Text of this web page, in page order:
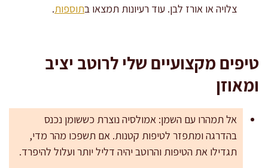
צלויה או אורז לבן. עוד רעיונות תמצאו בתוספות.
טיפים מקצועיים שלי לרוטב יציב
ומאוזן
אל תמהרו עם השמן: אמולסיה נוצרת כששומן נכנס
בהדרגה ומתפזר לטיפות קטנות. אם תשפכו מהר מדי,
תגדילו את הטיפות והרוטב יהיה דליל יותר ועלול להיפרד.